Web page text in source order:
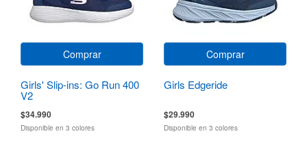
Comprar
Girls' Slip-ins: Go Run 400
V2
$34.990
Disponible en 3 colores
Comprar
Girls Edgeride
$29.990
Disponible en 3 colores